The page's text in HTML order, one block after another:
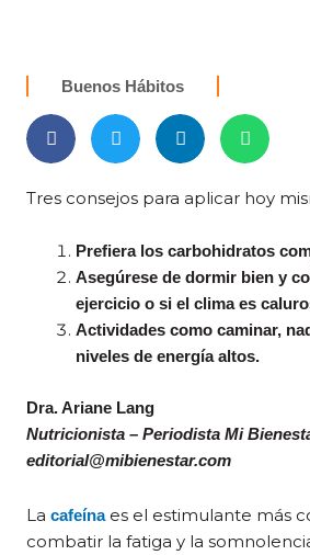
Buenos Hábitos
Tres consejos para aplicar hoy
Prefiera los carbohidratos
Asegúrese de dormir bien y
ejercicio o si el clima es
Actividades como caminar,
niveles de energía altos.
Dra. Ariane Lang
Nutricionista – Periodista Mi
editorial@mibienestar.com
La cafeínaes el estimulante más
combatir la fatiga y la